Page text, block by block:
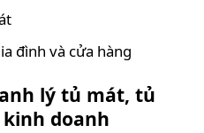
đình và cửa hàng
lý tủ mát, tủ
doanh